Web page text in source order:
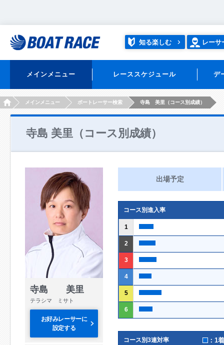
知る楽しむ レーサ
メインメニュー レーススケジュール デ
HOMEメインメニュー ボートレーサー検索 寺島 美里（コース別成績）
寺島 美里（コース別成績）
寺島 美里
テラシマ ミサト
お好みレーサーに
設定する
出場予定
コース別進入率
1
2
3
4
5
6
コース別3連対率 ：1